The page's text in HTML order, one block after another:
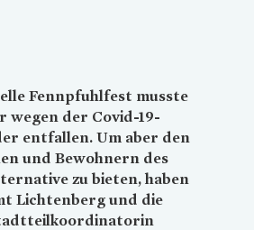
Fennpfuhlfest musste
wegen der Covid-19-
entfallen. Um aber den
und Bewohnern des
zu bieten, haben
Lichtenberg und die